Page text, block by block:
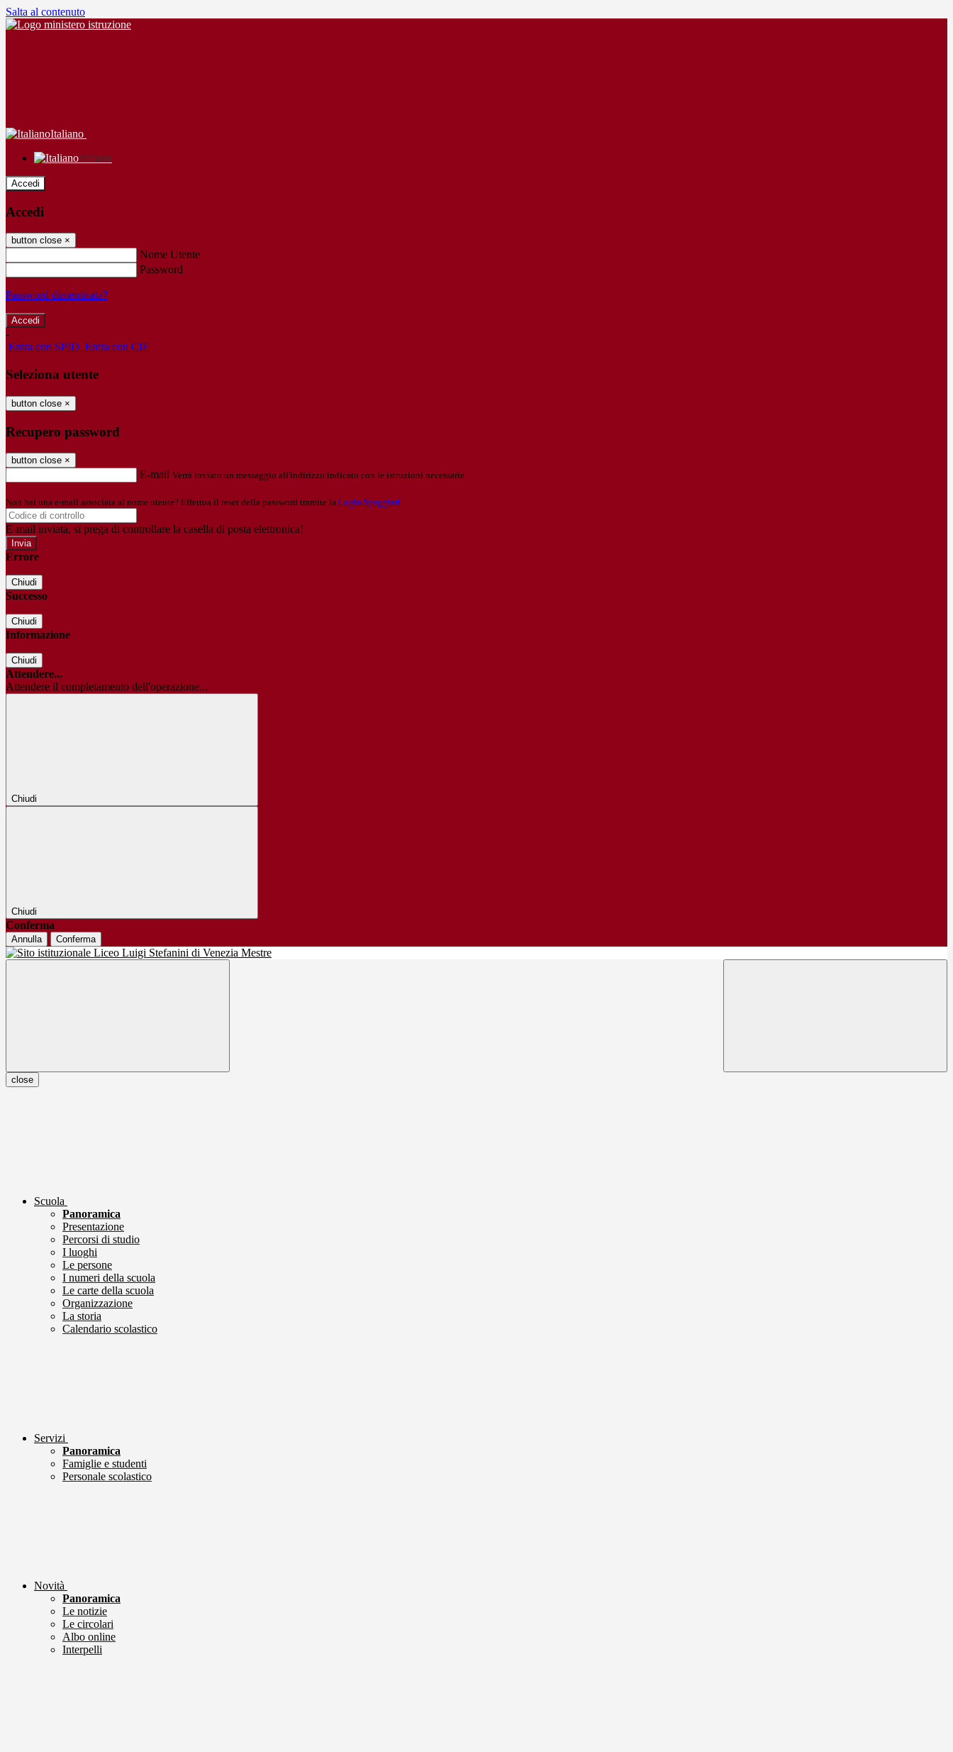
Salta al contenuto
Italiano
Italiano
Accedi
Accedi
button close ×
Nome Utente
Password
Password dimenticata?
-
Entra con SPID Entra con CIE
Seleziona utente
button close ×
Recupero password
button close ×
E-mail Verrà inviato un messaggio all'indirizzo indicato con le istruzioni necessarie.
Non hai una e-mail associata al nome utente? Effettua il reset della password tramite la Login Spaggiari
E-mail inviata, si prega di controllare la casella di posta elettronica!
Errore
Chiudi
Successo
Chiudi
Informazione
Chiudi
Attendere...
Attendere il completamento dell'operazione...
Chiudi
Chiudi
Conferma
Annulla Conferma
close
Scuola
Panoramica
Presentazione
Percorsi di studio
I luoghi
Le persone
I numeri della scuola
Le carte della scuola
Organizzazione
La storia
Calendario scolastico
Servizi
Panoramica
Famiglie e studenti
Personale scolastico
Novità
Panoramica
Le notizie
Le circolari
Albo online
Interpelli